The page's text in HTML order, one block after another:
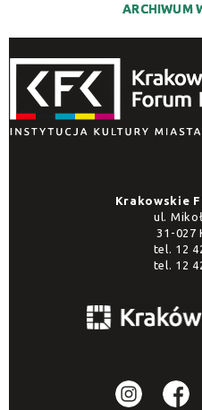
ARCHIWUM
Krakowskie
ul.
31-027
tel. 12
tel. 12